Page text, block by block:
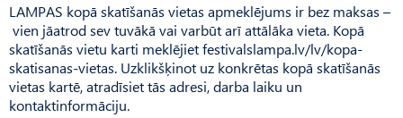
LAMPAS kopā skatīšanās vietas apmeklējums ir bez maksas –
vien jāatrod sev tuvākā vai varbūt arī attālāka vieta. Kopā
skatīšanās vietu karti meklējiet festivalslampa.lv/lv/kopa-
skatisanas-vietas. Uzklikšķinot uz konkrētas kopā skatīšanās
vietas kartē, atradīsiet tās adresi, darba laiku un
kontaktinformāciju.